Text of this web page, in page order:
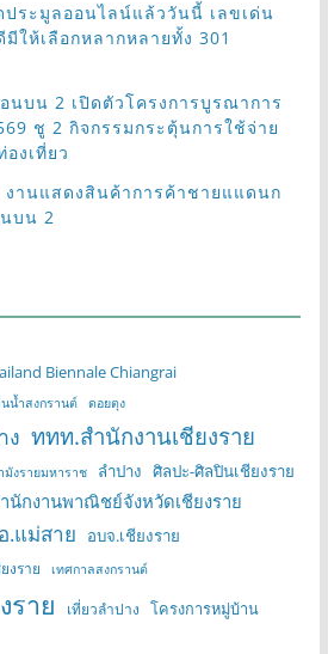
ประมูลออนไลน์แล้ววันนี้ เลขเด่น
ให้เลือกหลากหลายทั้ง 301
นบน 2 เปิดตัวโครงการบูรณาการ
ชู 2 กิจกรรมกระตุ้นการใช้จ่าย
งเที่ยว
านแสดงสินค้าการค้าชายแแดนก
บน 2
Biennale Chiangrai
น้ำสงกรานต์ ดอยตุง
ง ททท.สำนักงานเชียงราย
งรายมหาราช ลำปาง ศิลปะ-ศิลปินเชียงราย
นักงานพาณิชย์จังหวัดเชียงราย
อ.แม่สาย อบจ.เชียงราย
งราย เทศกาลสงกรานต์
ราย เที่ยวลำปาง โครงการหมู่บ้าน